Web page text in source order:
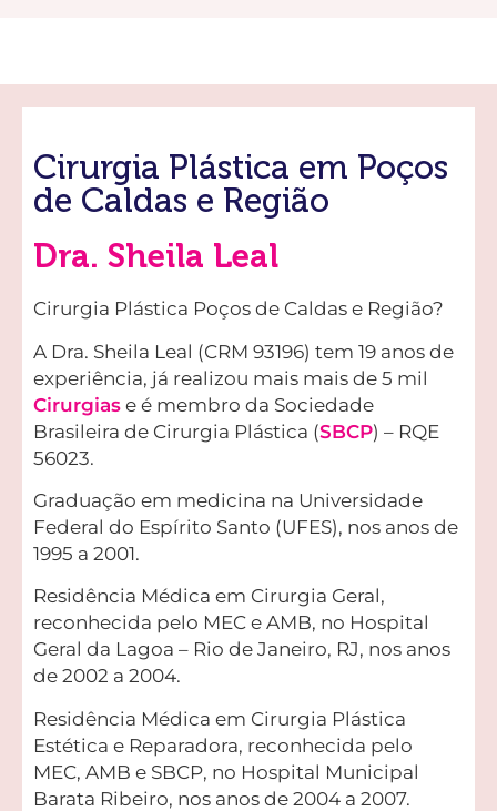
Cirurgia Plástica em Poços
de Caldas e Região
Dra. Sheila Leal
Cirurgia Plástica Poços de Caldas e Região?
A Dra. Sheila Leal (CRM 93196) tem 19 anos de
experiência, já realizou mais mais de 5 mil
Cirurgias e é membro da Sociedade
Brasileira de Cirurgia Plástica (SBCP) – RQE
56023.
Graduação em medicina na Universidade
Federal do Espírito Santo (UFES), nos anos de
1995 a 2001.
Residência Médica em Cirurgia Geral,
reconhecida pelo MEC e AMB, no Hospital
Geral da Lagoa – Rio de Janeiro, RJ, nos anos
de 2002 a 2004.
Residência Médica em Cirurgia Plástica
Estética e Reparadora, reconhecida pelo
MEC, AMB e SBCP, no Hospital Municipal
Barata Ribeiro, nos anos de 2004 a 2007.